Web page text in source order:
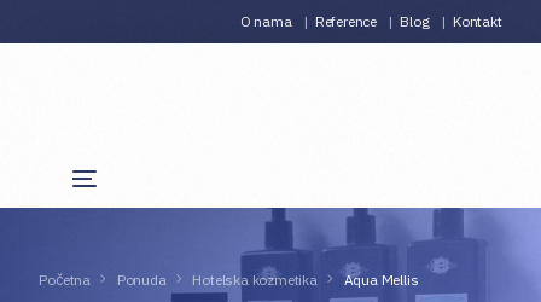
O nama Reference Blog Kontakt
Početna Ponuda Hotelska kozmetika Aqua Mellis